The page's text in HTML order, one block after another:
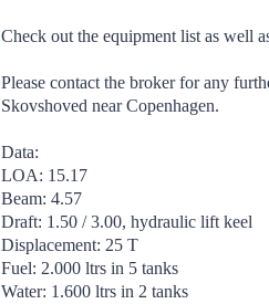
Check out the equipment list as well
Please contact the broker for any
Skovshoved near Copenhagen.
Data:
LOA: 15.17
Beam: 4.57
Draft: 1.50 / 3.00, hydraulic lift keel
Displacement: 25 T
Fuel: 2.000 ltrs in 5 tanks
Water: 1.600 ltrs in 2 tanks